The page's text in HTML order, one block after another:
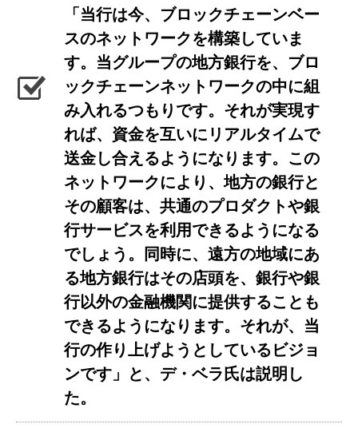
「当行は今、ブロックチェーンベー
スのネットワークを構築していま
す。当グループの地方銀行を、ブロ
ックチェーンネットワークの中に組
み入れるつもりです。それが実現す
れば、資金を互いにリアルタイムで
送金し合えるようになります。この
ネットワークにより、地方の銀行と
その顧客は、共通のプロダクトや銀
行サービスを利用できるようになる
でしょう。同時に、遠方の地域にあ
る地方銀行はその店頭を、銀行や銀
行以外の金融機関に提供することも
できるようになります。それが、当
行の作り上げようとしているビジョ
ンです」と、デ・ベラ氏は説明し
た。